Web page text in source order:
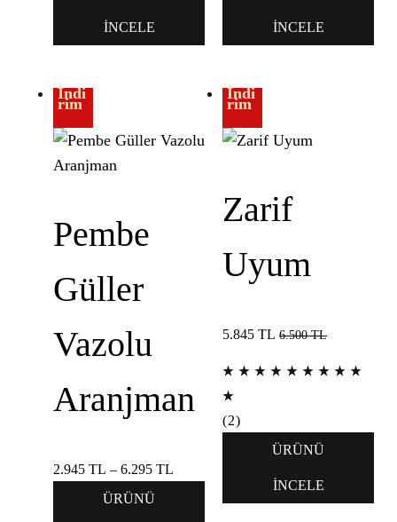
İNCELE İNCELE
İndi
rim
Pembe
Güller
Vazolu
Aranjman
2.945 TL – 6.295 TL
ÜRÜNÜ
İndi
rim
Zarif
Uyum
5.845 TL 6.500TL
(2)
ÜRÜNÜ
İNCELE